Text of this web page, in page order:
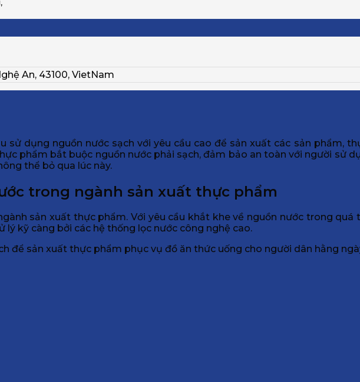
An, 43100, VietNam
sử dụng nguồn nước sạch với yêu cầu cao để sản xuất các sản phẩm,
phẩm bắt buộc nguồn nước phải sạch, đảm bảo an toàn với người sử
thể bỏ qua lúc này.
trong ngành sản xuất thực phẩm
sản xuất thực phẩm. Với yêu cầu khắt khe về nguồn nước trong
kỹ càng bởi các hệ thống lọc nước công nghệ cao.
để sản xuất thực phẩm phục vụ đồ ăn thức uống cho người dân hằng